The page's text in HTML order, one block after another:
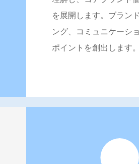
を展開します。ブラン
ング、コミュニケーシ
ポイントを創出します